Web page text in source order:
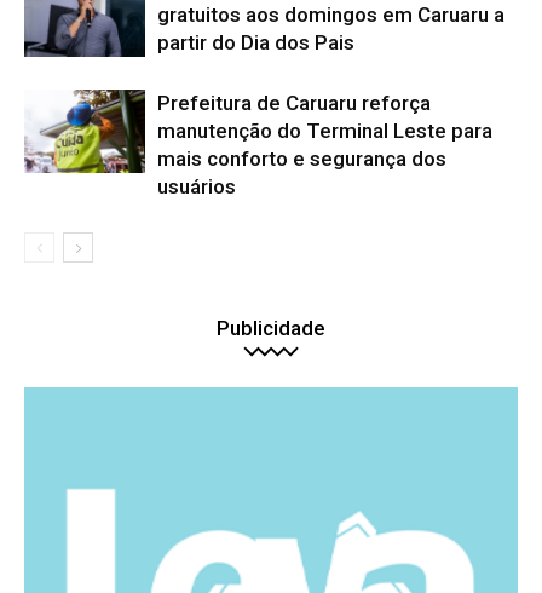
gratuitos aos domingos em Caruaru a
partir do Dia dos Pais
Prefeitura de Caruaru reforça
manutenção do Terminal Leste para
mais conforto e segurança dos
usuários
Publicidade